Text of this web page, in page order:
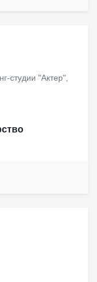
студии "Актер",
концепт-стор
более